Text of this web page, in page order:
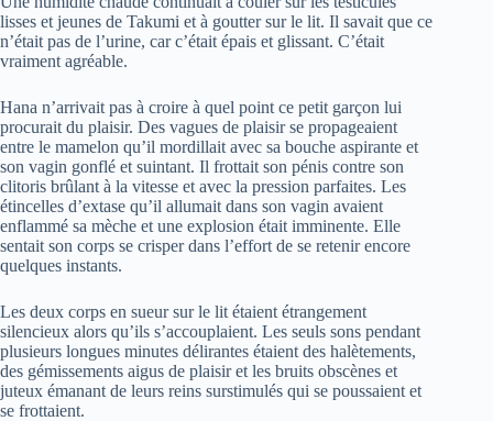
lisses et jeunes de Takumi et à goutter sur le lit. Il savait que ce
n’était pas de l’urine, car c’était épais et glissant. C’était
vraiment agréable.
Hana n’arrivait pas à croire à quel point ce petit garçon lui
procurait du plaisir. Des vagues de plaisir se propageaient
entre le mamelon qu’il mordillait avec sa bouche aspirante et
son vagin gonflé et suintant. Il frottait son pénis contre son
clitoris brûlant à la vitesse et avec la pression parfaites. Les
étincelles d’extase qu’il allumait dans son vagin avaient
enflammé sa mèche et une explosion était imminente. Elle
sentait son corps se crisper dans l’effort de se retenir encore
quelques instants.
Les deux corps en sueur sur le lit étaient étrangement
silencieux alors qu’ils s’accouplaient. Les seuls sons pendant
plusieurs longues minutes délirantes étaient des halètements,
des gémissements aigus de plaisir et les bruits obscènes et
juteux émanant de leurs reins surstimulés qui se poussaient et
se frottaient.